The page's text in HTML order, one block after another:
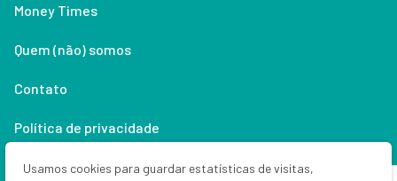
Money Times
Quem (não) somos
Contato
Política de privacidade
Lifestyle
Usamos cookies para guardar estatísticas de visitas,